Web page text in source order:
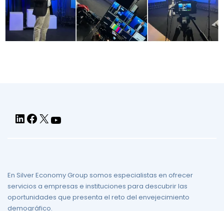
En Silver Economy Group somos especialistas en ofrecer
servicios a empresas e instituciones para descubrir las
oportunidades que presenta el reto del envejecimiento
demográfico.